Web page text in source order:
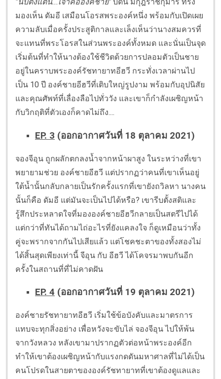
มองเห็น ดัมอี เสมือนโอรสพระองค์หนึ่ง พร้อมกับเปิดเผย
ความลับเมื่อครั้งประสูติกาลและเล็งเห็นว่านางสมควรที่
จะแทนที่พระโอรสในส่วนพระองค์ทั้งหมด และนั่นเป็นจุด
เริ่มต้นที่ทำให้นางต้องใช้ชีวิตด้วยการปลอมตัวเป็นชาย
อยู่ในคราบพระองค์รัชทายาทอีฮวี กระทั่งเวลาผ่านไป
เป็น 10 ปี องค์ชายอีฮวีที่เติบใหญ่รูปงาม พร้อมกับอุปนิสัย
และคุณศัพท์ที่เลื่องลือไปทั่ววัง และเขาก็กำลังเผชิญหน้า
กับวิกฤติที่ตัวเองก็คาดไม่ถึง....
EP. 3 (ออกอากาศวันที่ 18 ตุลาคม 2021)
จองจีอุน ถูกผลักตกลงน้ำจากหน้าผาสูง ในระหว่างที่เขา
พยายามช่วย องค์ชายอีฮวี แต่ปรากฏว่าคนที่เขาเห็นอยู่
ใต้น้ำนั้นกลับกลายเป็นรักครั้งแรกที่เขายังถวิลหา นางคน
นั้นก็คือ ดัมอี แต่มันจะเป็นไปได้หรือ? เขารีบตั้งสติและ
รู้สึกประหลาดใจที่มององค์ชายอีฮวีกลายเป็นสตรีไปได้
แต่กว่าที่ทันได้ถามไถ่อะไรที่ยังแคลงใจ ก็ดูเหมือนว่าทั้ง
คู่จะพรากจากกันไปเสียแล้ว แต่โชคชะตาของทั้งสองไม่
ได้สิ้นสุดเพียงเท่านี้ จีอุน กับ อีฮวี ได้โคจรมาพบกันอีก
ครั้งในสถานที่ที่ไม่คาดฝัน
EP. 4 (ออกอากาศวันที่ 19 ตุลาคม 2021)
องค์ชายรัชทายาทอีฮวี เริ่มใช้ข้อบังคับและมาตรการ
แทบจะทุกสิ่งอย่าง เพื่อหวังจะขับไล่ จองจีอุน ไปให้พ้น
จากวังหลวง หลังเขามาปรากฏตัวต่อหน้าพระองค์อีก
ทำให้เขาต้องเผชิญหน้ากับแรงกดดันมหาศาลที่ไม่ได้เป็น
คนโปรดในสายตาขององค์รัชทายาทที่เขาต้องดูแลและ